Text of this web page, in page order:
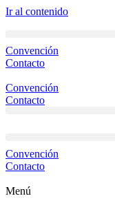
Ir al contenido
Convención
Contacto
Convención
Contacto
Convención
Contacto
Menú